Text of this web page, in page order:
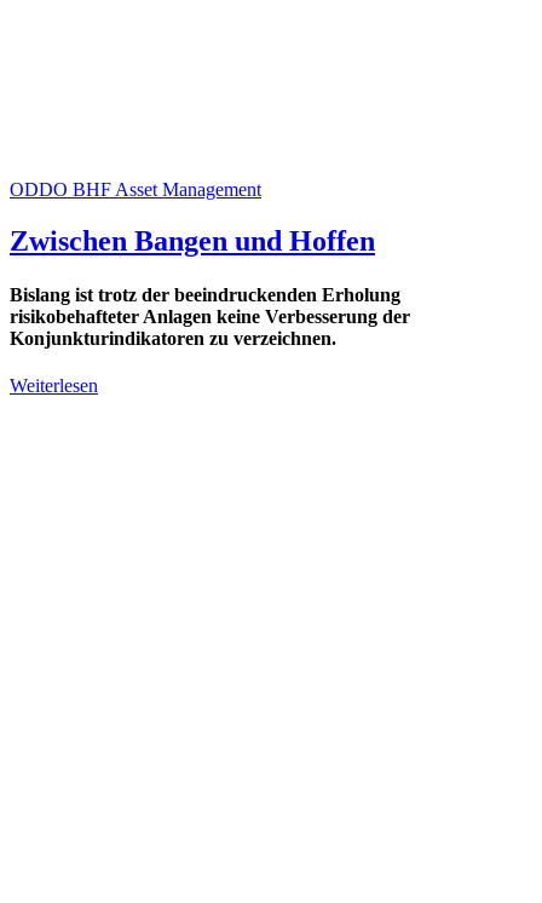
ODDO BHF Asset Management
Zwischen Bangen und Hoffen
Bislang ist trotz der beeindruckenden Erholung
risikobehafteter Anlagen keine Verbesserung der
Konjunkturindikatoren zu verzeichnen.
Weiterlesen